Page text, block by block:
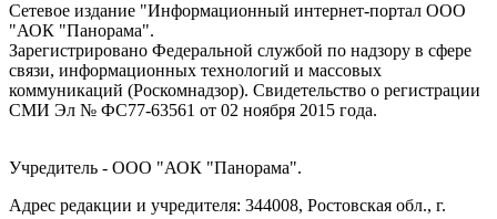
Сетевое издание "Информационный интернет-портал ООО
"АОК "Панорама".
Зарегистрировано Федеральной службой по надзору в сфере
связи, информационных технологий и массовых
коммуникаций (Роскомнадзор). Cвидетельство о регистрации
СМИ Эл № ФС77-63561 от 02 ноября 2015 года.
Учредитель - ООО "АОК "Панорама".
Адрес редакции и учредителя: 344008, Ростовская обл., г.